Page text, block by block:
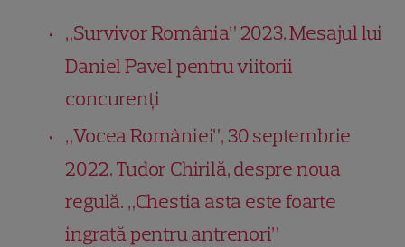
„Survivor România” 2023. Mesajul lui
Daniel Pavel pentru viitorii
concurenți
„Vocea României”, 30 septembrie
2022. Tudor Chirilă, despre noua
regulă. „Chestia asta este foarte
ingrată pentru antrenori”